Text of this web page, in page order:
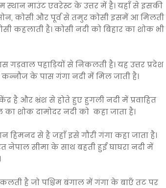
स्थान माउंट एवरेस्ट के उत्तर में है। यहाँ से इसकी
कोसी और पूर्व से तमुर कोसी इसमें आ मिलती
कहलाती है। कोसी नदी को बिहार का शोक भी
पहाड़ियों से निकलती है। यह उत्तर प्रदेश
के पास गंगा नदी में मिल जाती है।
है और भ्रंश से होते हुए हुगली नदी में प्रवाहित
शोक दामोदर नदी को कहा जाता है।
से है जहाँ इसे गौरी गंगा कहा जाता है।
नेपाल सीमा के साथ बहती हुई घाघरा नदी में
है जो पश्चिम बंगाल में गंगा के बाएँ तट पर